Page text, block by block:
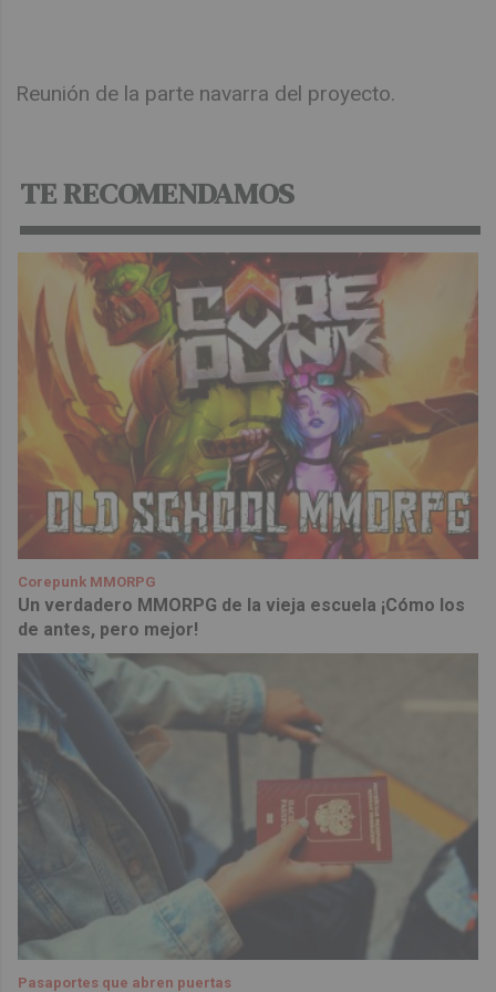
Reunión de la parte navarra del proyecto.
TE RECOMENDAMOS
Corepunk MMORPG
Un verdadero MMORPG de la vieja escuela ¡Cómo los
de antes, pero mejor!
Pasaportes que abren puertas